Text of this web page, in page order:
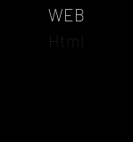
WEB
Html